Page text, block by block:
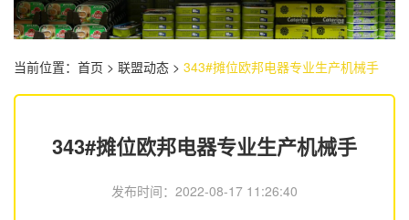
当前位置： 首页 > 联盟动态 > 343#摊位欧邦电器专业生产机械手
343#摊位欧邦电器专业生产机械手
发布时间： 2022-08-17 11:26:40